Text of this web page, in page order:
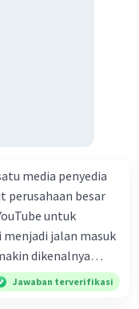
di sini. Kalimat
perusahaan besar
untuk
besar pula peluang
Jawaban terverifikasi